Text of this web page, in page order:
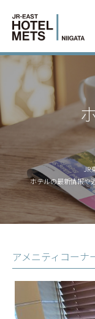
JR
ホテルの最新情報や
アメニティコーナ